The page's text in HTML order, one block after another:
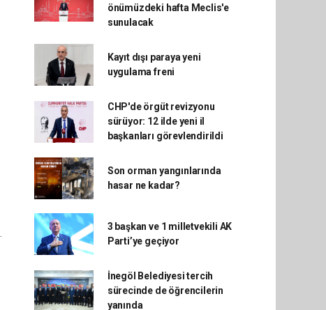
önümüzdeki hafta Meclis'e
sunulacak
Kayıt dışı paraya yeni
uygulama freni
CHP'de örgüt revizyonu
sürüyor: 12 ilde yeni il
başkanları görevlendirildi
Son orman yangınlarında
hasar ne kadar?
3 başkan ve 1 milletvekili AK
Parti’ye geçiyor
İnegöl Belediyesi tercih
sürecinde de öğrencilerin
yanında